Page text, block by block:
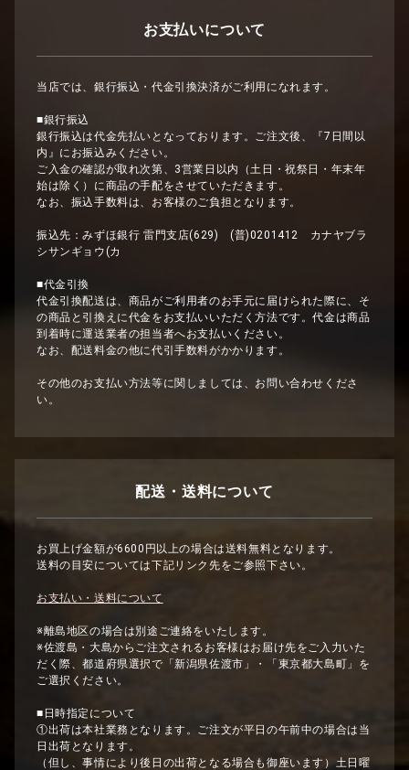
お支払いについて
当店では、銀行振込・代金引換決済がご利用になれます。
■銀行振込
銀行振込は代金先払いとなっております。ご注文後、『7日間以
内』にお振込みください。
ご入金の確認が取れ次第、3営業日以内（土日・祝祭日・年末年
始は除く）に商品の手配をさせていただきます。
なお、振込手数料は、お客様のご負担となります。
振込先：みずほ銀行 雷門支店(629) (普)0201412 カナヤブラ
シサンギョウ(カ
■代金引換
代金引換配送は、商品がご利用者のお手元に届けられた際に、そ
の商品と引換えに代金をお支払いいただく方法です。代金は商品
到着時に運送業者の担当者へお支払いください。
なお、配送料金の他に代引手数料がかかります。
その他のお支払い方法等に関しましては、お問い合わせくださ
い。
配送・送料について
お買上げ金額が6600円以上の場合は送料無料となります。
送料の目安については下記リンク先をご参照下さい。
お支払い・送料について
※離島地区の場合は別途ご連絡をいたします。
※佐渡島・大島からご注文されるお客様はお届け先をご入力いた
だく際、都道府県選択で「新潟県佐渡市」・「東京都大島町」を
ご選択ください。
■日時指定について
①出荷は本社業務となります。ご注文が平日の午前中の場合は当
日出荷となります。
（但し、事情により後日の出荷となる場合も御座います）土日曜